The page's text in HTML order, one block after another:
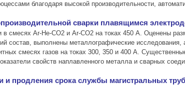
благодаря высокой производительности,
сварки плавящимся
смесях Ar-He-CO2 и Ar-CO2 на токах 450 А. Оценены
состав, выполнены металлографические исследования,
смесях газов на токах 300, 350 и 400 А.
свойств наплавленного металла и сварных
продления срока службы магистральных